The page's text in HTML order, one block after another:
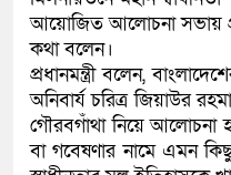
আয়োজিত আলোচনা সভায়
কথা বলেন।
প্রধানমন্ত্রী বলেন,
অনিবার্য চরিত্র জিয়াউর
গৌরবগাঁথা নিয়ে আলোচনা
বা গবেষণার নামে এমন